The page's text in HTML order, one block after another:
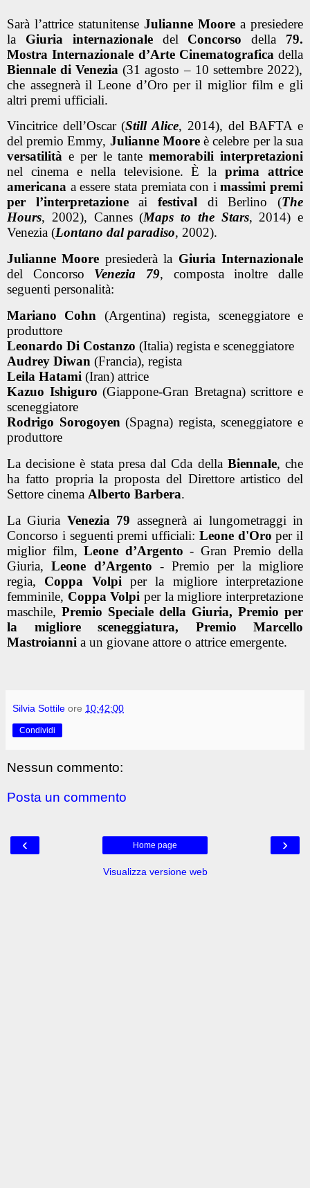
Sarà l’attrice statunitense Julianne Moore a presiedere
la Giuria internazionaledel Concorso della 79.
Mostra Internazionale d’Arte Cinematografica della
Biennale di Venezia(31 agosto – 10 settembre 2022),
che assegnerà il Leone d’Oro per il miglior film e gli
altri premi ufficiali.
Vincitrice dell’Oscar (Still Alice, 2014), del BAFTA e
del premio Emmy, Julianne Mooreè celebre per la sua
versatilità e per le tantememorabili interpretazioni
nel cinema e nella televisione. È laprima attrice
americana a essere stata premiata con imassimi premi
per l’interpretazioneaifestival di Berlino (The
Hours, 2002), Cannes (Maps to the Stars, 2014) e
Venezia (Lontano dal paradiso, 2002).
Julianne Moore presiederà la Giuria Internazionale
del Concorso Venezia 79, composta inoltre dalle
seguenti personalità:
Mariano Cohn (Argentina) regista, sceneggiatore e
produttore
Leonardo Di Costanzo (Italia) regista e sceneggiatore
Audrey Diwan (Francia), regista
Leila Hatami (Iran) attrice
Kazuo Ishiguro (Giappone-Gran Bretagna) scrittore e
sceneggiatore
Rodrigo Sorogoyen (Spagna) regista, sceneggiatore e
produttore
La decisione è stata presa dal Cda della Biennale, che
ha fatto propria la proposta del Direttore artistico del
Settore cinema Alberto Barbera.
La Giuria Venezia 79 assegnerà ai lungometraggi in
Concorso i seguenti premi ufficiali: Leone d'Oroper il
miglior film,Leone d’Argento- Gran Premio della
Giuria,Leone d’Argento - Premio per la migliore
regia, Coppa Volpiper la migliore interpretazione
femminile, Coppa Volpiper la migliore interpretazione
maschile, Premio Speciale della Giuria, Premio per
la migliore sceneggiatura, Premio Marcello
Mastroianni a un giovane attore o attrice emergente.
Silvia Sottile ore 10:42:00
Condividi
Nessun commento:
Posta un commento
‹ ›
Home page
Visualizza versione web